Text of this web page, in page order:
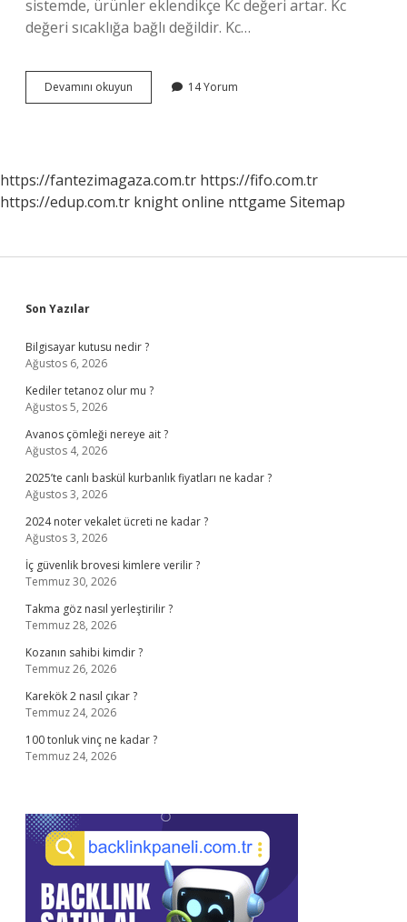
sistemde, ürünler eklendikçe Kc değeri artar. Kc
değeri sıcaklığa bağlı değildir. Kc…
Devamını okuyun
Artarsa
14 Yorum
https://fantezimagaza.com.tr https://fifo.com.tr
https://edup.com.tr knight online nttgame Sitemap
Sidebar
Son Yazılar
Bilgisayar kutusu nedir ?
Ağustos 6, 2026
Kediler tetanoz olur mu ?
Ağustos 5, 2026
Avanos çömleği nereye ait ?
Ağustos 4, 2026
2025’te canlı baskül kurbanlık fiyatları ne kadar ?
Ağustos 3, 2026
2024 noter vekalet ücreti ne kadar ?
Ağustos 3, 2026
İç güvenlik brovesi kimlere verilir ?
Temmuz 30, 2026
Takma göz nasıl yerleştirilir ?
Temmuz 28, 2026
Kozanın sahibi kimdir ?
Temmuz 26, 2026
Karekök 2 nasıl çıkar ?
Temmuz 24, 2026
100 tonluk vinç ne kadar ?
Temmuz 24, 2026